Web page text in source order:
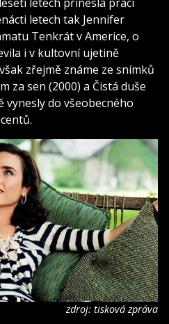
letech tak Jennifer
Tenkrát v Americe, o
i v kultovní ujetině
zřejmě známe ze snímků
za sen (2000) a Čistá duše
vynesly do všeobecného
zdroj: tisková zpráva